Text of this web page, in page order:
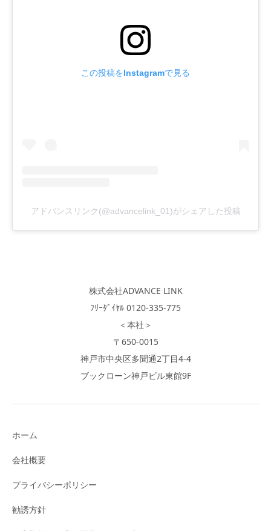
この投稿をInstagramで見る
アドバンスリンク(@advancelink_01)がシェアした投稿
株式会社ADVANCE LINK
ﾌﾘｰﾀﾞｲﾔﾙ 0120-335-775
＜本社＞
〒650-0015
神戸市中央区多聞通2丁目4-4
ブックローン神戸ビル東館9F
ホーム
会社概要
プライバシーポリシー
勧誘方針